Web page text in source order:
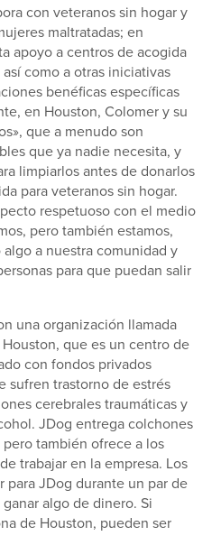
con veteranos sin hogar y
maltratadas; en
apoyo a centros de acogida
como a otras iniciativas
benéficas específicas
en Houston, Colomer y su
que a menudo son
que ya nadie necesita, y
limpiarlos antes de donarlos
para veteranos sin hogar.
respetuoso con el medio
pero también estamos,
a nuestra comunidad y
para que puedan salir
una organización llamada
que es un centro de
con fondos privados
sufren trastorno de estrés
cerebrales traumáticas y
JDog entrega colchones
también ofrece a los
trabajar en la empresa. Los
para JDog durante un par de
algo de dinero. Si
de Houston, pueden ser